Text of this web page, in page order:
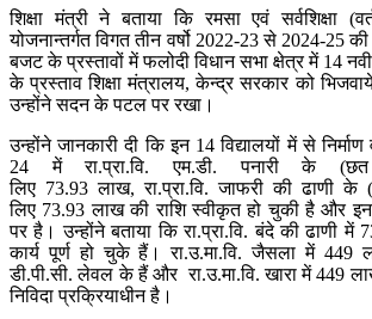
शिक्षा मंत्री ने बताया कि रमसा एवं सर्वशिक्षा
योजनान्‍तर्गत विगत तीन वर्षो 2022-23 से 2024-25 की
बजट के प्रस्‍तावों में फलोदी विधान सभा क्षेत्र में 14
के प्रस्‍ताव शिक्षा मंत्रालय, केन्द्र सरकार को
उन्होंने सदन के पटल पर रखा।
उन्होंने जानकारी दी कि इन 14 विद्यालयों में से
24 में रा.प्रा.वि. एम.डी. पनारी के
लिए 73.93 लाख, रा.प्रा.वि. जाफरी की ढाणी के
लिए 73.93 लाख की राशि स्‍वीकृत हो चुकी है और
पर है। उन्होंने बताया कि रा.प्रा.वि. बंदे की ढाणी
कार्य पूर्ण हो चुके हैं। रा.उ.मा.वि. जैसला में 449
डी.पी.सी. लेवल के हैं और रा.उ.मा.वि. खारा में 449
निविदा प्रक्रियाधीन है।